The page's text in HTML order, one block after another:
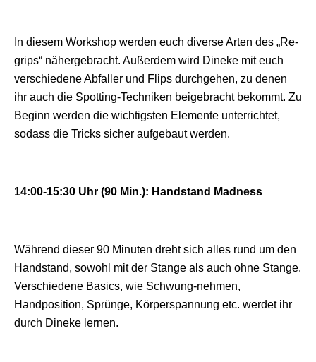
In diesem Workshop werden euch diverse Arten des „Re-
grips“ nähergebracht. Außerdem wird Dineke mit euch
verschiedene Abfaller und Flips durchgehen, zu denen
ihr auch die Spotting-Techniken beigebracht bekommt. Zu
Beginn werden die wichtigsten Elemente unterrichtet,
sodass die Tricks sicher aufgebaut werden.
14:00-15:30 Uhr (90 Min.): Handstand Madness
Während dieser 90 Minuten dreht sich alles rund um den
Handstand, sowohl mit der Stange als auch ohne Stange.
Verschiedene Basics, wie Schwung-nehmen,
Handposition, Sprünge, Körperspannung etc. werdet ihr
durch Dineke lernen.